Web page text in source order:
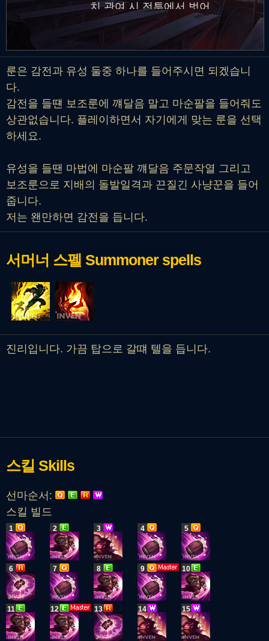
치 관여 시 전투에서 벗어
나 있을 때 이동 속도 영
룬은 감전과 유성 둘중 하나를 들어주시면 되겠습니
다.
감전을 들떈 보조룬에 꺠달음 말고 마순팔을 들어줘도
상관없습니다. 플레이하면서 자기에게 맞는 룬을 선택
하세요.
유성을 들땐 마법에 마순팔 꺠달음 주문작열 그리고
보조룬으로 지배의 돌발일격과 끈질긴 사냥꾼을 들어
줍니다.
저는 왠만하면 감전을 듭니다.
서머너 스펠 Summoner spells
진리입니다. 가끔 탑으로 갈떄 텔을 듭니다.
스킬 Skills
선마순서:
스킬 빌드
1 2 3 4 5
6 7 8 9 10
11 12 13 14 15